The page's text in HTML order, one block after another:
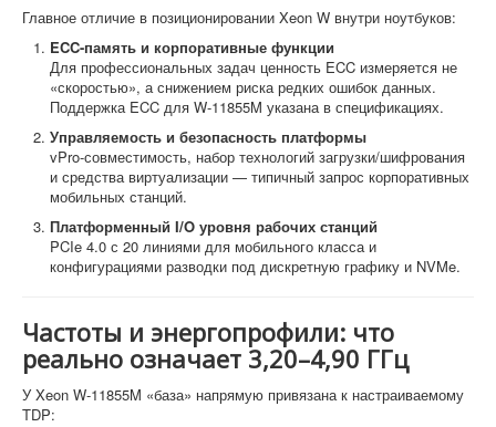
Главное отличие в позиционировании Xeon W внутри ноутбуков:
ECC-память и корпоративные функции
Для профессиональных задач ценность ECC измеряется не
«скоростью», а снижением риска редких ошибок данных.
Поддержка ECC для W-11855M указана в спецификациях.
Управляемость и безопасность платформы
vPro-совместимость, набор технологий загрузки/шифрования
и средства виртуализации — типичный запрос корпоративных
мобильных станций.
Платформенный I/O уровня рабочих станций
PCIe 4.0 с 20 линиями для мобильного класса и
конфигурациями разводки под дискретную графику и NVMe.
Частоты и энергопрофили: что
реально означает 3,20–4,90 ГГц
У Xeon W-11855M «база» напрямую привязана к настраиваемому
TDP: